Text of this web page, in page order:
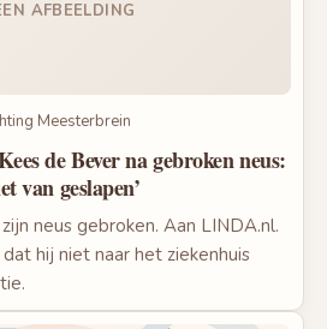
AFBEELDING
Meesterbrein
de Bever na gebroken neus:
van geslapen’
neus gebroken. Aan LINDA.nl.
hij niet naar het ziekenhuis